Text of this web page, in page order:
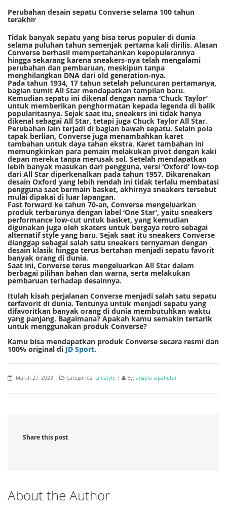
Perubahan desain sepatu Converse selama 100 tahun
terakhir
Tidak banyak sepatu yang bisa terus populer di dunia
selama puluhan tahun semenjak pertama kali dirilis. Alasan
Converse berhasil mempertahankan kepopulerannya
hingga sekarang karena sneakers-nya telah mengalami
perubahan dan pembaruan, meskipun tanpa
menghilangkan DNA dari old generation-nya.
Pada tahun 1934, 17 tahun setelah peluncuran pertamanya,
bagian tumit All Star mendapatkan tampilan baru.
Kemudian sepatu ini dikenal dengan nama ‘Chuck Taylor’
untuk memberikan penghormatan kepada legenda di balik
popularitasnya. Sejak saat itu, sneakers ini tidak hanya
dikenal sebagai All Star, tetapi juga Chuck Taylor All Star.
Perubahan lain terjadi di bagian bawah sepatu. Selain pola
tapak berlian, Converse juga menambahkan karet
tambahan untuk daya tahan ekstra. Karet tambahan ini
memungkinkan para pemain melakukan pivot dengan kaki
depan mereka tanpa merusak sol. Setelah mendapatkan
lebih banyak masukan dari pengguna, versi ‘Oxford’ low-top
dari All Star diperkenalkan pada tahun 1957. Dikarenakan
desain Oxford yang lebih rendah ini tidak terlalu membatasi
pengguna saat bermain basket, akhirnya sneakers tersebut
mulai dipakai di luar lapangan.
Fast forward ke tahun 70-an, Converse mengeluarkan
produk terbarunya dengan label ‘One Star’, yaitu sneakers
performance low-cut untuk basket, yang kemudian
digunakan juga oleh skaters untuk bergaya retro sebagai
alternatif style yang baru. Sejak saat itu sneakers Converse
dianggap sebagai salah satu sneakers ternyaman dengan
desain klasik hingga terus bertahan menjadi sepatu favorit
banyak orang di dunia.
Saat ini, Converse terus mengeluarkan All Star dalam
berbagai pilihan bahan dan warna, serta melakukan
pembaruan terhadap desainnya.
Itulah kisah perjalanan Converse menjadi salah satu sepatu
terfavorit di dunia. Tentunya untuk menjadi sepatu yang
difavoritkan banyak orang di dunia membutuhkan waktu
yang panjang. Bagaimana? Apakah kamu semakin tertarik
untuk menggunakan produk Converse?
Kamu bisa mendapatkan produk Converse secara resmi dan
100% original di JD Sport.
March 27, 2023 Categories: Lifestyle By: angela sipahutar
Share this post
About the Author